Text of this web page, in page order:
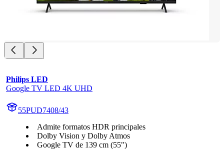
Philips LED
Google TV LED 4K UHD
55PUD7408/43
Admite formatos HDR principales
Dolby Vision y Dolby Atmos
Google TV de 139 cm (55")